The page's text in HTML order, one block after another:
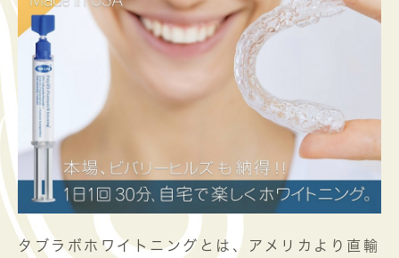
タブラボホワイトニングとは、アメリカより直輸